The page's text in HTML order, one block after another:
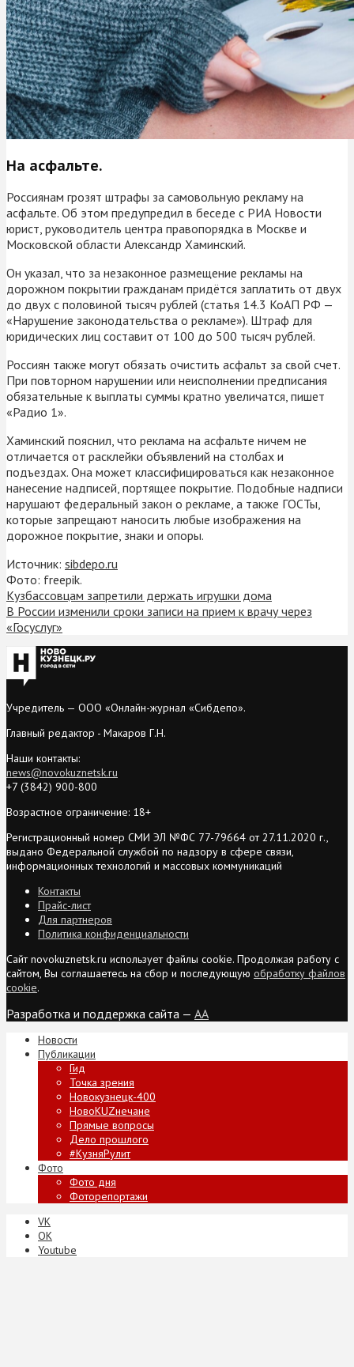
На асфальте.
Россиянам грозят штрафы за самовольную рекламу на
асфальте. Об этом предупредил в беседе с РИА Новости
юрист, руководитель центра правопорядка в Москве и
Московской области Александр Хаминский.
Он указал, что за незаконное размещение рекламы на
дорожном покрытии гражданам придётся заплатить от двух
до двух с половиной тысяч рублей (статья 14.3 КоАП РФ —
«Нарушение законодательства о рекламе»). Штраф для
юридических лиц составит от 100 до 500 тысяч рублей.
Россиян также могут обязать очистить асфальт за свой счет.
При повторном нарушении или неисполнении предписания
обязательные к выплаты суммы кратно увеличатся, пишет
«Радио 1».
Хаминский пояснил, что реклама на асфальте ничем не
отличается от расклейки объявлений на столбах и
подъездах. Она может классифицироваться как незаконное
нанесение надписей, портящее покрытие. Подобные надписи
нарушают федеральный закон о рекламе, а также ГОСТы,
которые запрещают наносить любые изображения на
дорожное покрытие, знаки и опоры.
Источник: sibdepo.ru
Фото: freepik.
Кузбассовцам запретили держать игрушки дома
В России изменили сроки записи на прием к врачу через
«Госуслуг»
Учредитель — ООО «Онлайн-журнал «Сибдепо».
Главный редактор - Макаров Г.Н.
Наши контакты:
news@novokuznetsk.ru
+7 (3842) 900-800
Возрастное ограничение: 18+
Регистрационный номер СМИ ЭЛ №ФС 77-79664 от 27.11.2020 г.,
выдано Федеральной службой по надзору в сфере связи,
информационных технологий и массовых коммуникаций
Контакты
Прайс-лист
Для партнеров
Политика конфиденциальности
Сайт novokuznetsk.ru использует файлы cookie. Продолжая работу с
сайтом, Вы соглашаетесь на сбор и последующую обработку файлов
cookie.
Разработка и поддержка сайта — AA
Новости
Публикации
Гид
Точка зрения
Новокузнецк-400
НовоKUZнечане
Прямые вопросы
Дело прошлого
#КузняРулит
Фото
Фото дня
Фоторепортажи
VK
ОК
Youtube